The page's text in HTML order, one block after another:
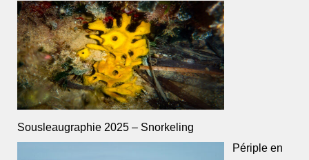
Sousleaugraphie 2025 – Snorkeling
Périple en